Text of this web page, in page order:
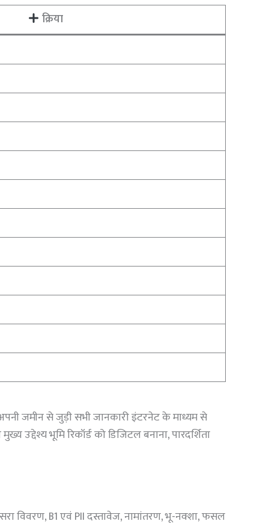
क्रिया
जमीन से जुड़ी सभी जानकारी इंटरनेट के माध्यम से
उद्देश्य भूमि रिकॉर्ड को डिजिटल बनाना, पारदर्शिता
विवरण, B1 एवं PII दस्तावेज, नामांतरण, भू-नक्शा, फसल